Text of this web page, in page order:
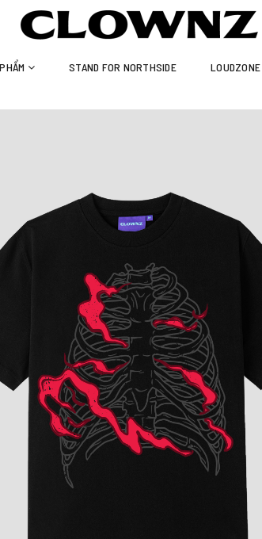
STAND FOR NORTHSIDE LOUDZONE